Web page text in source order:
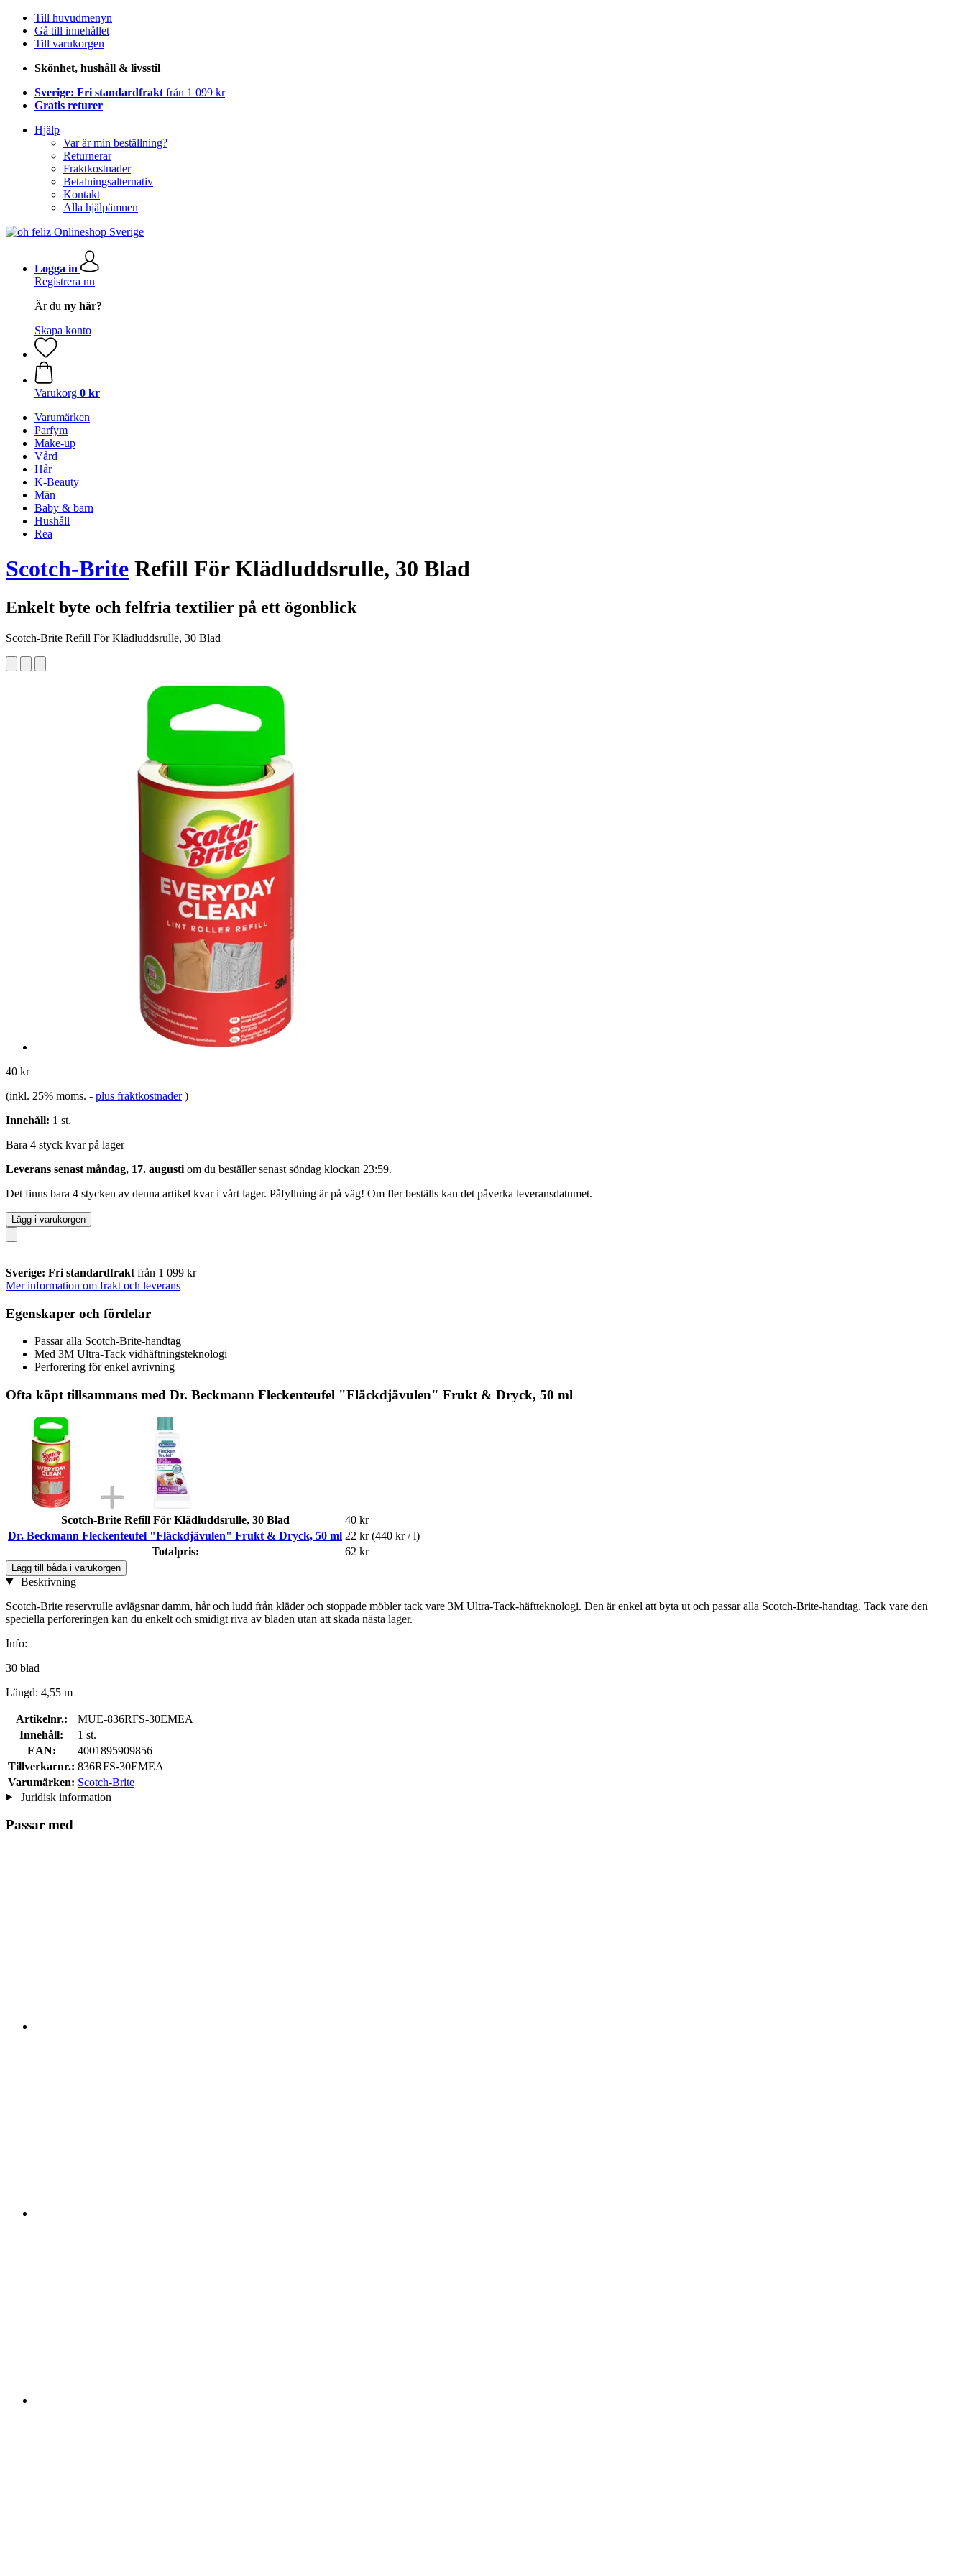
Till huvudmenyn
Gå till innehållet
Till varukorgen
Skönhet, hushåll & livsstil
Sverige: Fri standardfrakt från 1 099 kr
Gratis returer
Hjälp
Var är min beställning?
Returnerar
Fraktkostnader
Betalningsalternativ
Kontakt
Alla hjälpämnen
Logga in
Registrera nu
Är du ny här?
Skapa konto
Varukorg 0 kr
Varumärken
Parfym
Make-up
Vård
Hår
K-Beauty
Män
Baby & barn
Hushåll
Rea
Scotch-Brite Refill För Klädluddsrulle, 30 Blad
Enkelt byte och felfria textilier på ett ögonblick
Scotch-Brite Refill För Klädluddsrulle, 30 Blad
40 kr
(inkl. 25% moms. - plus fraktkostnader )
Innehåll: 1 st.
Bara 4 styck kvar på lager
Leverans senast måndag, 17. augusti om du beställer senast söndag klockan 23:59.
Det finns bara 4 stycken av denna artikel kvar i vårt lager. Påfyllning är på väg! Om fler beställs kan det påverka leveransdatumet.
Lägg i varukorgen
Sverige: Fri standardfrakt från 1 099 kr
Mer information om frakt och leverans
Egenskaper och fördelar
Passar alla Scotch-Brite-handtag
Med 3M Ultra-Tack vidhäftningsteknologi
Perforering för enkel avrivning
Ofta köpt tillsammans med Dr. Beckmann Fleckenteufel "Fläckdjävulen" Frukt & Dryck, 50 ml
Scotch-Brite Refill För Klädluddsrulle, 30 Blad
40 kr
Dr. Beckmann Fleckenteufel "Fläckdjävulen" Frukt & Dryck, 50 ml 22 kr (440 kr / l)
Totalpris:
62 kr
Lägg till båda i varukorgen
Beskrivning
Scotch-Brite reservrulle avlägsnar damm, hår och ludd från kläder och stoppade möbler tack vare 3M Ultra-Tack-häftteknologi. Den är enkel att byta ut och passar alla Scotch-Brite-handtag. Tack vare den
speciella perforeringen kan du enkelt och smidigt riva av bladen utan att skada nästa lager.
Info:
30 blad
Längd: 4,55 m
Artikelnr.:
MUE-836RFS-30EMEA
Innehåll:
1 st.
EAN:
4001895909856
Tillverkarnr.: 836RFS-30EMEA
Varumärken: Scotch-Brite
Juridisk information
Passar med